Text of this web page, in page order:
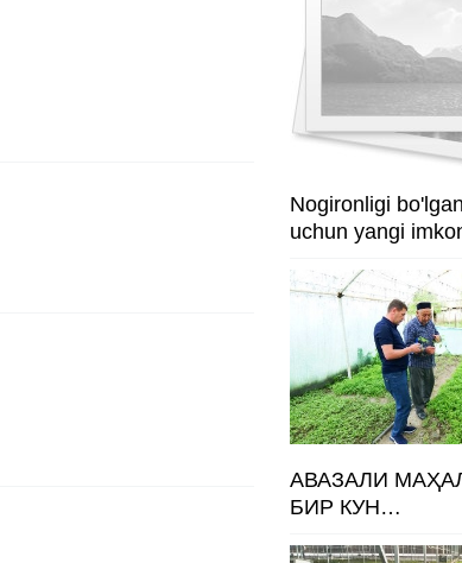
Nogironligi
uchun yangi
АВАЗАЛИ
БИР КУН…